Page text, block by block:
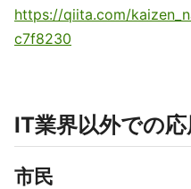
https://qiita.com/
c7f8230
IT業界以外での
市民